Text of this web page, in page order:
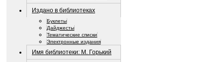
Издано в библиотеках
Буклеты
Дайджесты
Тематические списки
Электронные издания
Имя библиотеки: М. Горький